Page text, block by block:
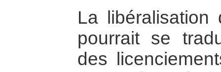
La
pourrait se
des